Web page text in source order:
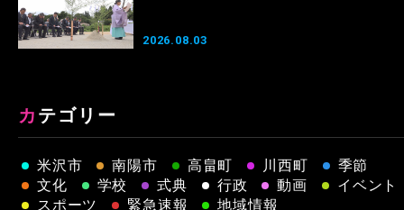
2026.08.03
カテゴリー
米沢市 南陽市 高畠町 川西町
季節
文化
学校 式典 行政 動画
イベント
スポーツ
緊急速報 地域情報